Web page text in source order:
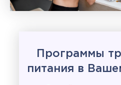
Программы
питания в